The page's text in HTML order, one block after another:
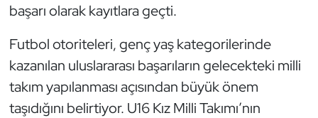
başarı olarak kayıtlara geçti.
Futbol otoriteleri, genç yaş kategorilerinde
kazanılan uluslararası başarıların gelecekteki milli
takım yapılanması açısından büyük önem
taşıdığını belirtiyor. U16 Kız Milli Takımı’nın
Okçuluk
Optimist
Oryantiring